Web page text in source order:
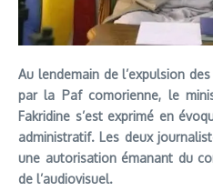
Au lendemain de l’expulsion
par la Paf comorienne, le
Fakridine s’est exprimé en
administratif. Les deux
une autorisation émanant du
de l’audiovisuel.